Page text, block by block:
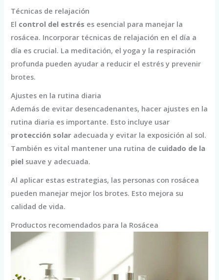
Técnicas de relajación
El control del estrés es esencial para manejar la
rosácea. Incorporar técnicas de relajación en el día a
día es crucial. La meditación, el yoga y la respiración
profunda pueden ayudar a reducir el estrés y prevenir
brotes.
Ajustes en la rutina diaria
Además de evitar desencadenantes, hacer ajustes en la
rutina diaria es importante. Esto incluye usar
protección solar adecuada y evitar la exposición al sol.
También es vital mantener una rutina de cuidado de la
piel suave y adecuada.
Al aplicar estas estrategias, las personas con rosácea
pueden manejar mejor los brotes. Esto mejora su
calidad de vida.
Productos recomendados para la Rosácea